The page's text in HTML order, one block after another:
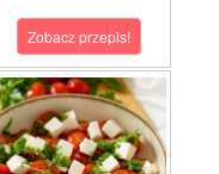
Zobacz przepis!